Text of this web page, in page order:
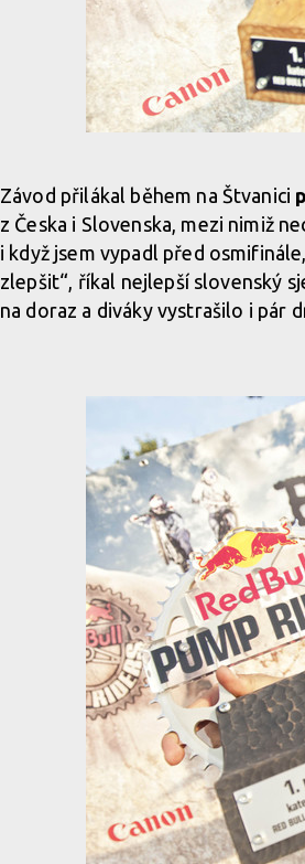
Závod přilákal během na Štvanici
z Česka i Slovenska, mezi nimiž
i když jsem vypadl před
zlepšit“, říkal nejlepší slovenský
na doraz a diváky vystrašilo i pár